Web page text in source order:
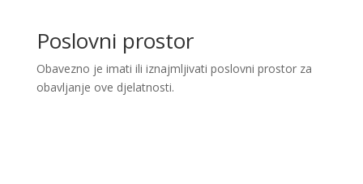
Poslovni prostor
Obavezno je imati ili iznajmljivati poslovni prostor za
obavljanje ove djelatnosti.